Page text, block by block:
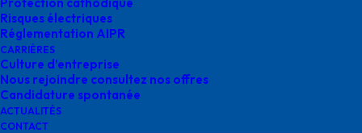
Risques électriques
Réglementation AIPR
CARRIÈRES
Culture d’entreprise
Nous rejoindre consultez nos offres
Candidature spontanée
ACTUALITÉS
CONTACT
AIR_LIQUIDE_CO